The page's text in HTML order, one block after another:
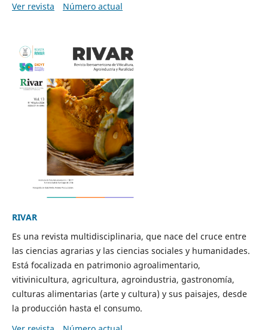
Ver revista
Número actual
RIVAR
Es una revista multidisciplinaria, que nace del cruce entre
las ciencias agrarias y las ciencias sociales y humanidades.
Está focalizada en patrimonio agroalimentario,
vitivinicultura, agricultura, agroindustria, gastronomía,
culturas alimentarias (arte y cultura) y sus paisajes, desde
la producción hasta el consumo.